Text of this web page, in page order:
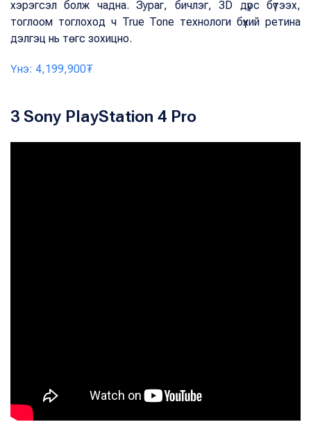
хэрэгсэл болж чадна. Зураг, бичлэг, 3D дүрс бүтээх,
тоглоом тоглоход ч True Tone технологи бүхий ретина
дэлгэц нь төгс зохицно.
Үнэ: 4,199,900₮
3 Sony PlayStation 4 Pro